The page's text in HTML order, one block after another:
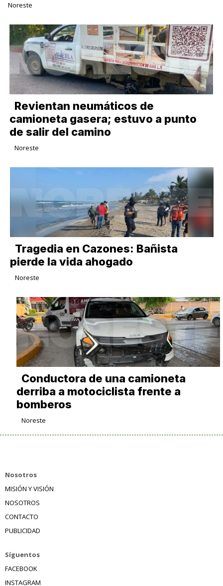
Noreste
Revientan neumáticos de
camioneta gasera; estuvo a punto
de salir del camino
Noreste
Tragedia en Cazones: Bañista
pierde la vida ahogado
Noreste
Conductora de una camioneta
derriba a motociclista frente a
bomberos
Noreste
Nosotros
MISIÓN Y VISIÓN
NOSOTROS
CONTACTO
PUBLICIDAD
Síguentos
FACEBOOK
INSTAGRAM